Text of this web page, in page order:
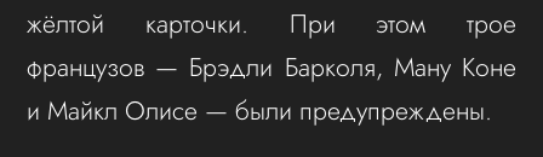
жёлтой карточки. При этом трое
французов — Брэдли Барколя, Ману Коне
и Майкл Олисе — были предупреждены.